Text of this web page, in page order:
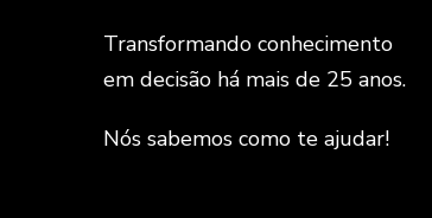
Transformando conhecimento
em decisão há mais de 25 anos.
Nós sabemos como te ajudar!